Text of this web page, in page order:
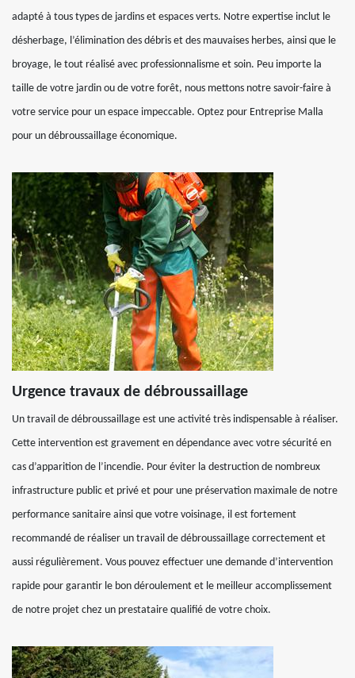
adapté à tous types de jardins et espaces verts. Notre expertise inclut le
désherbage, l’élimination des débris et des mauvaises herbes, ainsi que le
broyage, le tout réalisé avec professionnalisme et soin. Peu importe la
taille de votre jardin ou de votre forêt, nous mettons notre savoir-faire à
votre service pour un espace impeccable. Optez pour Entreprise Malla
pour un débroussaillage économique.
Urgence travaux de débroussaillage
Un travail de débroussaillage est une activité très indispensable à réaliser.
Cette intervention est gravement en dépendance avec votre sécurité en
cas d’apparition de l’incendie. Pour éviter la destruction de nombreux
infrastructure public et privé et pour une préservation maximale de notre
performance sanitaire ainsi que votre voisinage, il est fortement
recommandé de réaliser un travail de débroussaillage correctement et
aussi régulièrement. Vous pouvez effectuer une demande d’intervention
rapide pour garantir le bon déroulement et le meilleur accomplissement
de notre projet chez un prestataire qualifié de votre choix.